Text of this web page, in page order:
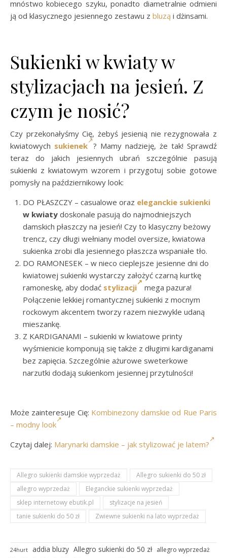
mnóstwo kobiecego szyku, ponadto diametralnie odmieni
ją od klasycznego jesiennego zestawu z bluzą i dżinsami.
Sukienki w kwiaty w
stylizacjach na jesień. Z
czym je nosić?
Czy przekonałyśmy Cię, żebyś jesienią nie rezygnowała z
kwiatowych sukienek ? Mamy nadzieję, że tak! Sprawdź
teraz do jakich jesiennych ubrań szczególnie pasują
sukienki z kwiatowym wzorem i przygotuj sobie gotowe
pomysły na październikowy look:
DO PŁASZCZY – casualowe oraz eleganckie sukienki
w kwiaty doskonale pasują do najmodniejszych
damskich płaszczy na jesień! Czy to klasyczny beżowy
trencz, czy długi wełniany model oversize, kwiatowa
sukienka zrobi dla jesiennego płaszcza wspaniałe tło.
DO RAMONESEK – w nieco cieplejsze jesienne dni do
kwiatowej sukienki wystarczy założyć czarną kurtkę
ramoneskę, aby dodać stylizacji
mega pazura!
Połączenie lekkiej romantycznej sukienki z mocnym
rockowym akcentem tworzy razem niezwykle udaną
mieszankę.
Z KARDIGANAMI – sukienki w kwiatowe printy
wyśmienicie komponują się także z długimi kardiganami
bez zapięcia. Szczególnie ażurowe sweterkowe
narzutki dodają sukienkom jesiennej przytulności!
Może zainteresuje Cię: Kombinezony damskie od Rue Paris
– modny look
Czytaj dalej: Marynarki damskie – jak stylizować je latem?
Allegro sukienki damskie wyprzedaż
Allegro sukienki do 50 zł
allegro wyprzedaż
Eleganckie sukienki wyprzedaż
sklep internetowy ebutik.pl
stylizacje na jesień
tanie sukienki do 50 zł
Zwiewne sukienki na lato wyprzedaż
24hurt addia bluzy Allegro sukienki do 50 zł allegro wyprzedaż